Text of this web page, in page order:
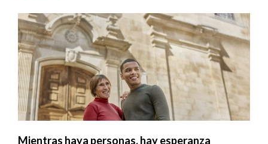
Mientras haya personas, hay esperanza